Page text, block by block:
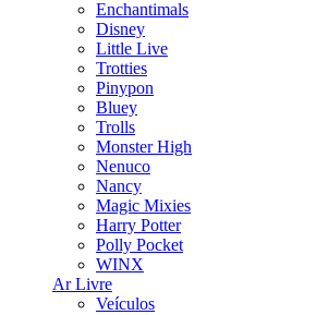
Enchantimals
Disney
Little Live
Trotties
Pinypon
Bluey
Trolls
Monster High
Nenuco
Nancy
Magic Mixies
Harry Potter
Polly Pocket
WINX
Ar Livre
Veículos